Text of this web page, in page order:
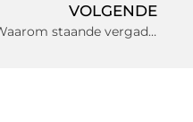
VOLGENDE
Waarom staande vergaderingen steeds populairder worden